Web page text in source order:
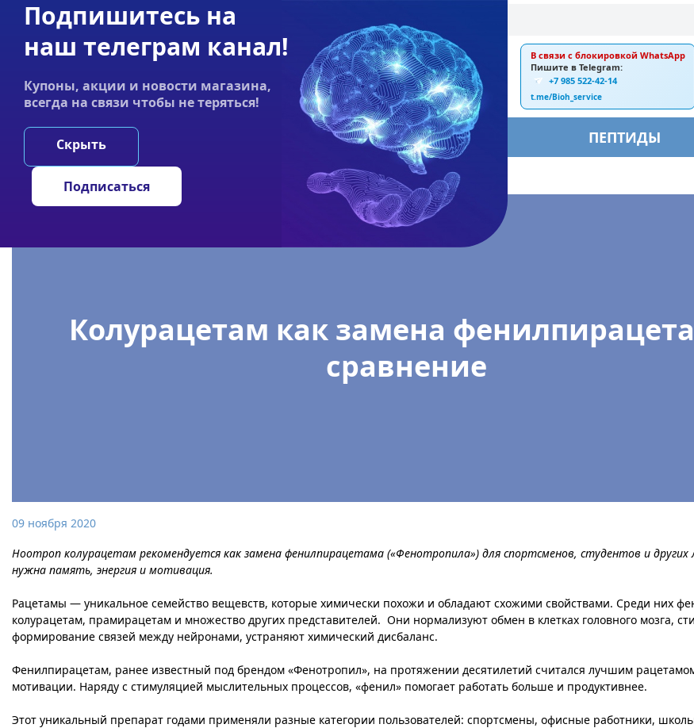
Акции Оплата Статьи
График работы:
Пн-пт 9:00–19:00
E-mail:
ankebiorus@gmail.com
В связи с блокировкой WhatsApp
Пишите в Telegram:
+7 985 522-42-14
t.me/Bioh_service
НООТРОПЫ ГРИБЫ ПЕПТИДЫ
Главная Колурацетам как замена фенилпирацетама: сравнение
Колурацетам как замена
сравнение
09 ноября 2020
Ноотроп колурацетам рекомендуется как замена фенилпирацетама («Фенотропила») для спортсменов, студентов и
нужна память, энергия и мотивация.
Рацетамы — уникальное семейство вещевств, которые химически похожи и обладают схожими свойствами. Среди них
колурацетам, прамирацетам и множество других представителей. Они нормализуют обмен в клетках головного мозга,
формирование связей между нейронами, устраняют химический дисбаланс.
Фенилпирацетам, ранее известный под брендом «Фенотропил», на протяжении десятилетий считался лучшим
мотивации. Наряду с стимуляцией мыслительных процессов, «фенил» помогает работать больше и продуктивнее.
Этот уникальный препарат годами применяли разные категории пользователей: спортсмены, офисные работники,
Подпишитесь на
наш телеграм канал!
Купоны, акции и новости магазина,
всегда на связи чтобы не теряться!
Скрыть
Подписаться